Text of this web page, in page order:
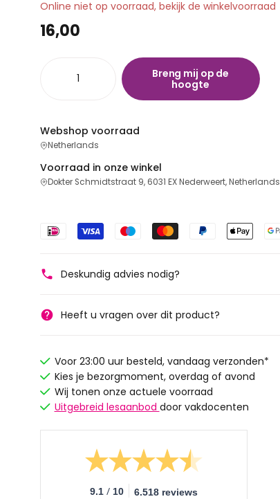
Online niet op voorraad, bekijk de winkelvoorraad
16,00
Breng mij op de
hoogte
Webshop voorraad
Netherlands
Voorraad in onze winkel
Dokter Schmidtstraat 9, 6031 EX Nederweert, Netherlands
Deskundig advies nodig?
Heeft u vragen over dit product?
Voor 23:00 uur besteld, vandaag verzonden*
Kies je bezorgmoment, overdag of avond
Wij tonen onze actuele voorraad
Uitgebreid lesaanbod door vakdocenten
9.1 / 10 6.518 reviews